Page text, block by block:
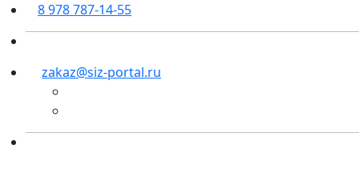
8 978 787-14-55
zakaz@siz-portal.ru